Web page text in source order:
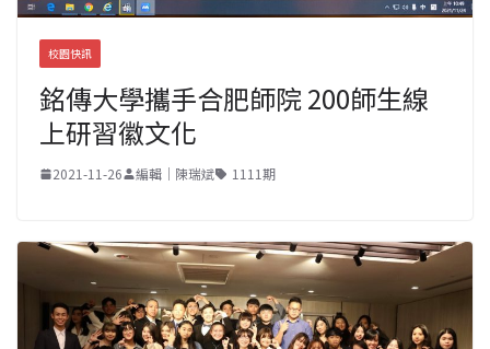
校園快訊
銘傳大學攜手合肥師院 200師生線
上研習徽文化
2021-11-26 編輯｜陳瑞斌 1111期